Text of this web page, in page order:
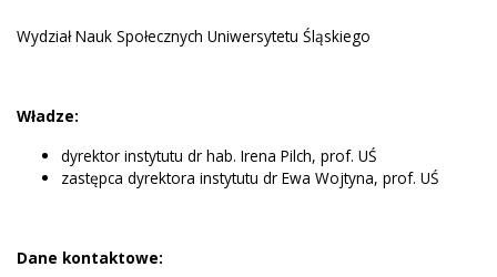
Wydział Nauk Społecznych Uniwersytetu Śląskiego
Władze:
dyrektor instytutu dr hab. Irena Pilch, prof. UŚ
zastępca dyrektora instytutu dr Ewa Wojtyna, prof. UŚ
Dane kontaktowe: